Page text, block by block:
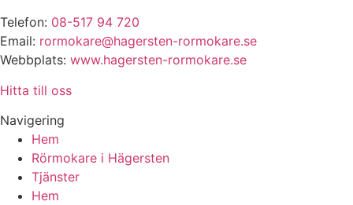
Telefon: 08-517 94 720
Email: rormokare@hagersten-rormokare.se
Webbplats: www.hagersten-rormokare.se
Hitta till oss
Navigering
Hem
Rörmokare i Hägersten
Tjänster
Hem